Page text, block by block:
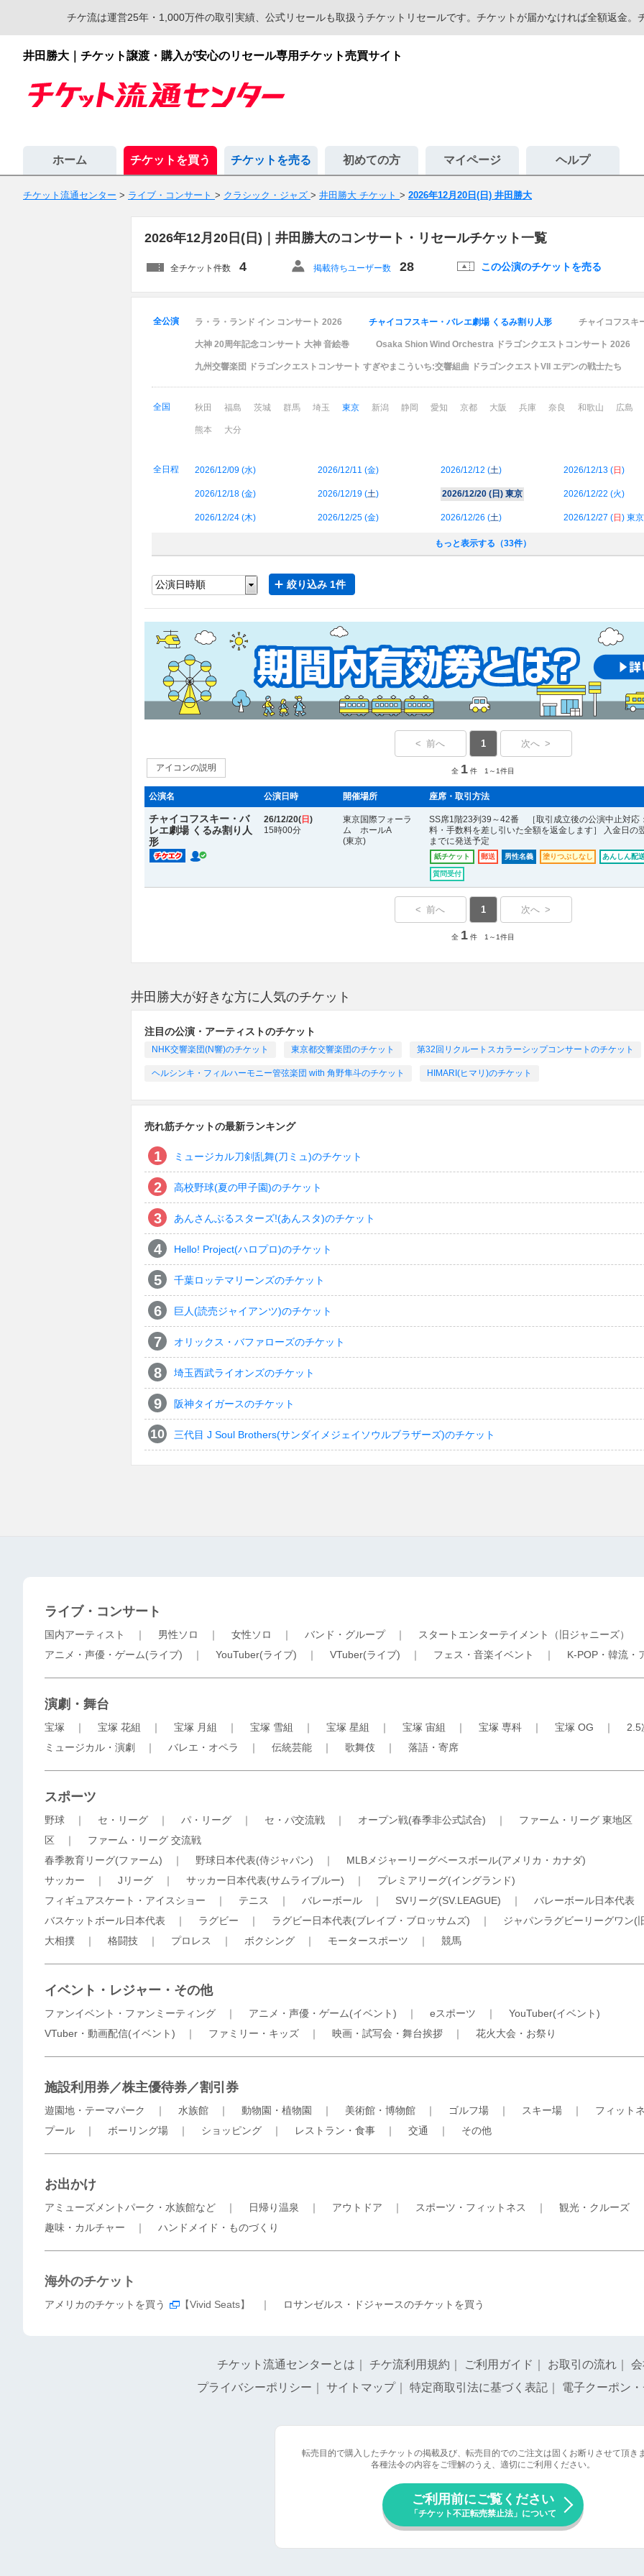
チケ流は運営25年・1,000万件の取引実績、公式リセールも取扱うチケットリセールです。チケットが届かなければ全額返金
井田勝大｜チケット譲渡・購入が安心のリセール専用チケット売買サイト
ホーム チケットを買う チケットを売る 初めての方 マイページ ヘルプ
チケット流通センター > ライブ・コンサート > クラシック・ジャズ > 井田勝大 チケット > 2026年12月20日(日) 井田勝大
2026年12月20日(日)｜井田勝大のコンサート・リセールチケット一覧
全チケット件数 4 掲載待ちユーザー数 28 この公演のチケットを売る
全公演 ラ・ラ・ランド イン コンサート 2026 チャイコフスキー・バレエ劇場 くるみ割り人形 チャイコフスキ
大神 20周年記念コンサート 大神 音絵巻 Osaka Shion Wind Orchestra ドラゴンクエストコンサート 2026
九州交響楽団 ドラゴンクエストコンサート すぎやまこういち:交響組曲 ドラゴンクエストVII エデンの戦士たち
全国 秋田 福島 茨城 群馬 埼玉 東京 新潟 静岡 愛知 京都 大阪 兵庫 奈良 和歌山 広島
熊本 大分
全日程 2026/12/09 (水) 2026/12/11 (金) 2026/12/12 (土) 2026/12/13 (日 )
2026/12/18 (金) 2026/12/19 (土) 2026/12/20 ( 日 ) 東京 2026/12/22 (火)
2026/12/24 (木) 2026/12/25 (金) 2026/12/26 (土) 2026/12/27 (日 ) 東京
もっと表示する（33件）
絞り込み 1件
アイコンの説明
< 前へ 1 次へ >
全 1 件 1～1件目
公演名 公演日時 開催場所 座席・取引方法
チャイコフスキー・バ
レエ劇場 くるみ割り人
形
26/12/20( 日 )
15時00分
東京国際フォーラ
ム ホールA
(東京)
SS席1階23列39～42番 ［取引成立後の公演中止対応
料・手数料を差し引いた全額を返金します］ 入金日の
までに発送予定
紙チケット 郵送 男性名義 塗りつぶしなし あんしん配
質問受付
< 前へ 1 次へ >
全 1 件 1～1件目
井田勝大が好きな方に人気のチケット
注目の公演・アーティストのチケット
NHK交響楽団(N響)のチケット 東京都交響楽団のチケット 第32回リクルートスカラーシップコンサートのチケット
ヘルシンキ・フィルハーモニー管弦楽団 with 角野隼斗のチケット HIMARI(ヒマリ)のチケット
売れ筋チケットの最新ランキング
ミュージカル刀剣乱舞(刀ミュ)のチケット
高校野球(夏の甲子園)のチケット
あんさんぶるスターズ!(あんスタ)のチケット
Hello! Project(ハロプロ)のチケット
千葉ロッテマリーンズのチケット
巨人(読売ジャイアンツ)のチケット
オリックス・バファローズのチケット
埼玉西武ライオンズのチケット
阪神タイガースのチケット
三代目 J Soul Brothers(サンダイメジェイソウルブラザーズ)のチケット
ライブ・コンサート
国内アーティスト ｜ 男性ソロ ｜ 女性ソロ ｜ バンド・グループ｜ スタートエンターテイメント（旧ジャニーズ）
アニメ・声優・ゲーム(ライブ) ｜ YouTuber(ライブ) ｜ VTuber(ライブ) ｜ フェス・音楽イベント ｜ K-POP・韓流・
演劇・舞台
宝塚 ｜ 宝塚 花組 ｜ 宝塚 月組 ｜ 宝塚 雪組 ｜ 宝塚 星組 ｜ 宝塚 宙組 ｜ 宝塚 専科 ｜ 宝塚 OG ｜ 2.5
ミュージカル・演劇
｜ バレエ・オペラ ｜ 伝統芸能 ｜ 歌舞伎 ｜ 落語・寄席
スポーツ
野球 ｜ セ・リーグ ｜ パ・リーグ ｜ セ・パ交流戦 ｜ オープン戦(春季非公式試合) ｜ ファーム・リーグ 東地区
区 ｜ ファーム・リーグ 交流戦
春季教育リーグ(ファーム) ｜ 野球日本代表(侍ジャパン) ｜ MLBメジャーリーグベースボール(アメリカ・カナダ)
サッカー ｜ Jリーグ ｜ サッカー日本代表(サムライブルー) ｜ プレミアリーグ(イングランド)
フィギュアスケート・アイスショー ｜ テニス ｜ バレーボール ｜ SVリーグ(SV.LEAGUE) ｜ バレーボール日本代表
バスケットボール日本代表 ｜ ラグビー ｜ ラグビー日本代表(ブレイブ・ブロッサムズ) ｜ ジャパンラグビーリーグワン(
大相撲 ｜ 格闘技 ｜ プロレス ｜ ボクシング ｜ モータースポーツ ｜ 競馬
イベント・レジャー・その他
ファンイベント・ファンミーティング ｜ アニメ・声優・ゲーム(イベント) ｜ eスポーツ ｜ YouTuber(イベント)
VTuber・動画配信(イベント) ｜ ファミリー・キッズ ｜ 映画・試写会・舞台挨拶 ｜ 花火大会・お祭り
施設利用券／株主優待券／割引券
遊園地・テーマパーク ｜ 水族館 ｜ 動物園・植物園 ｜ 美術館・博物館 ｜ ゴルフ場 ｜ スキー場 ｜ フィット
プール ｜ ボーリング場 ｜ ショッピング ｜ レストラン・食事 ｜ 交通 ｜ その他
お出かけ
アミューズメントパーク・水族館など ｜ 日帰り温泉 ｜ アウトドア ｜ スポーツ・フィットネス ｜ 観光・クルーズ
趣味・カルチャー ｜ ハンドメイド・ものづくり
海外のチケット
アメリカのチケットを買う 【Vivid Seats】 ｜ ロサンゼルス・ドジャースのチケットを買う
チケット流通センターとは チケ流利用規約 ご利用ガイド お取引の流れ
プライバシーポリシー
サイトマップ｜ 特定商取引法に基づく表記 電子クーポン
転売目的で購入したチケットの掲載及び、転売目的でのご注文は固くお断りさせて頂き
各種法令の内容をご理解のうえ、適切にご利用ください。
ご利用前にご覧ください
「チケット不正転売禁止法」について